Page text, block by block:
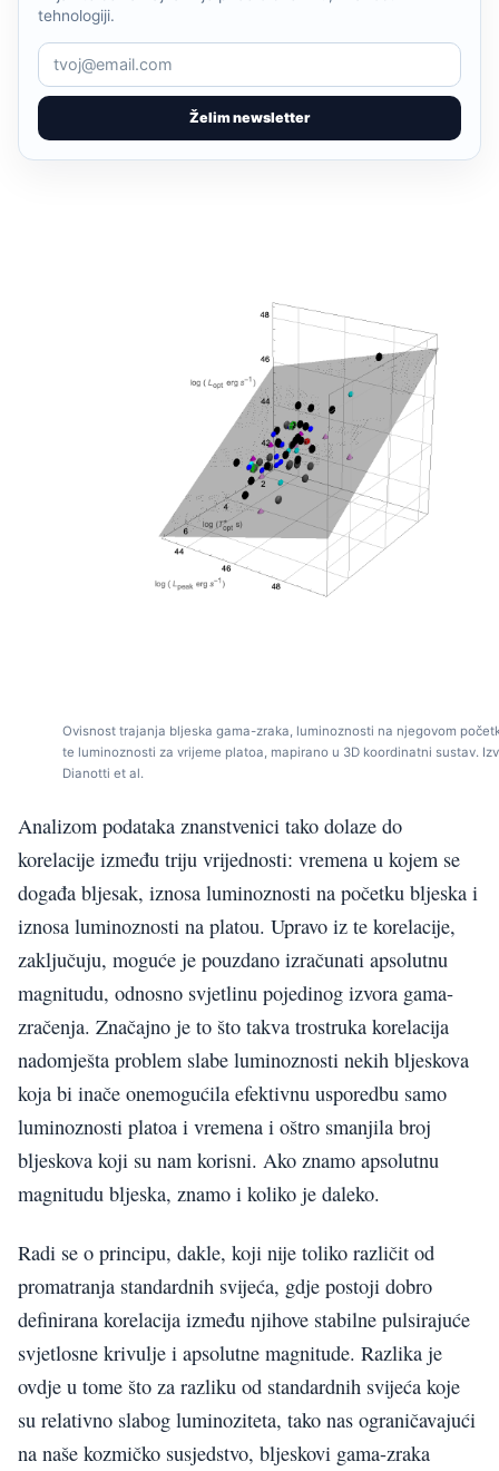
Želim newsletter
tehnologiji.
Ovisnost trajanja bljeska gama-zraka, luminoznosti na njegovom
te luminoznosti za vrijeme platoa, mapirano u 3D koordinatni sustav.
Dianotti et al.
Analizom podataka znanstvenici tako dolaze do
korelacije između triju vrijednosti: vremena u kojem se
događa bljesak, iznosa luminoznosti na početku bljeska i
iznosa luminoznosti na platou. Upravo iz te korelacije,
zaključuju, moguće je pouzdano izračunati apsolutnu
magnitudu, odnosno svjetlinu pojedinog izvora gama-
zračenja. Značajno je to što takva trostruka korelacija
nadomješta problem slabe luminoznosti nekih bljeskova
koja bi inače onemogućila efektivnu usporedbu samo
luminoznosti platoa i vremena i oštro smanjila broj
bljeskova koji su nam korisni. Ako znamo apsolutnu
magnitudu bljeska, znamo i koliko je daleko.
Radi se o principu, dakle, koji nije toliko različit od
promatranja standardnih svijeća, gdje postoji dobro
definirana korelacija između njihove stabilne pulsirajuće
svjetlosne krivulje i apsolutne magnitude. Razlika je
ovdje u tome što za razliku od standardnih svijeća koje
su relativno slabog luminoziteta, tako nas ograničavajući
na naše kozmičko susjedstvo, bljeskovi gama-zraka